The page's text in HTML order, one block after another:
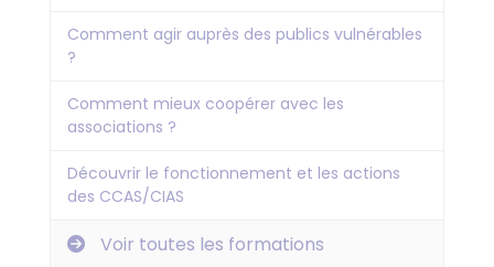
Comment agir auprès des publics vulnérables
?
Comment mieux coopérer avec les
associations ?
Découvrir le fonctionnement et les actions
des CCAS/CIAS
Voir toutes les formations